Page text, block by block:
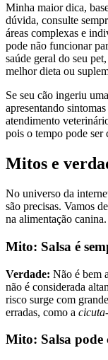
Minha maior dica,
dúvida, consulte
áreas complexas e
pode não funcionar
saúde geral do seu
melhor dieta ou
Se seu cão ingeriu
apresentando
atendimento
pois o tempo pode ser
Mitos e
No universo da
são precisas. Vamos
na alimentação canina.
Mito: Salsa é
Verdade: Não é bem
não é considerada
risco surge com
erradas, como a
Mito: Salsa pode